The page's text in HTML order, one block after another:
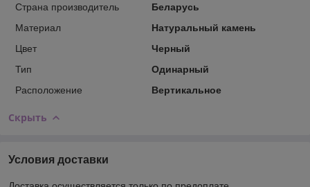
Страна производитель
Беларусь
Материал
Натуральный камень
Цвет
Черный
Тип
Одинарный
Расположение
Вертикальное
Скрыть
Условия доставки